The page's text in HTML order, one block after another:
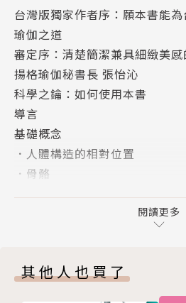
作用、拮抗和協同的關係。
▌從最精要的「概念」，學
→認識何為「鎖印」，收束身
→掌握「氣囊」技巧，鞏固脊
→了解呼吸如何連結肌肉和
一套明確易行、易領會的教
準學習，至關重要。雷隆醫師師
中，他從骨外科醫學的專業為
更安全、更專注、更穩定。
台灣版獨家作者序：願本書能
瑜伽之道
審定序：清楚簡潔兼具細緻美
揚格瑜伽秘書長 張怡沁
科學之鑰：如何使用本書
導言
基礎概念
．人體構造的相對位置
．骨骼
第一部——骨盆帶和大腿
閱讀更多
其他人也買了